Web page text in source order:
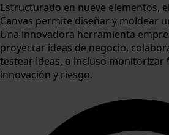
Estructurado en nueve elementos,
Canvas permite diseñar y moldear
Una innovadora herramienta
proyectar ideas de negocio,
testear ideas, o incluso monitorizar
innovación y riesgo.